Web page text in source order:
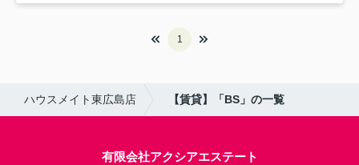
1
ハウスメイト東広島店 【賃貸】「BS」の一覧
有限会社アクシアエステート